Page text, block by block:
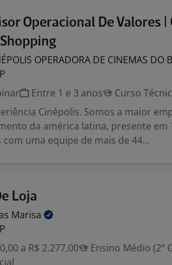
Operacional De Valores |
OPERADORA DE CINEMAS DO
Entre 1 e 3 anos Curso
Cinépolis. Somos a maior
da américa latina, presente em
uma equipe de mais de 44...
Loja
Marisa
a R$ 2.277,00
Ensino Médio (2º